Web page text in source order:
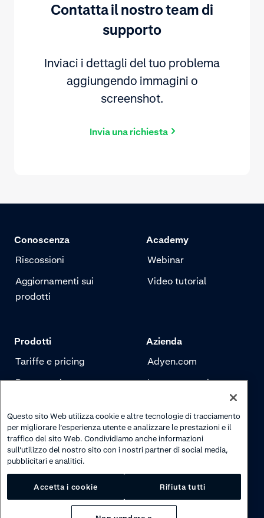
Contatta il nostro team di
supporto
Inviaci i dettagli del tuo problema
aggiungendo immagini o
screenshot.
Invia una richiesta
Conoscenza
Riscossioni
Aggiornamenti sui
prodotti
Academy
Webinar
Video tutorial
Prodotti
Tariffe e pricing
Pagamenti
Autenticazione
Azienda
Adyen.com
La nostra storia
Carriere
Questo sito Web utilizza cookie e altre tecnologie di tracciamento
per migliorare l’esperienza utente e analizzare le prestazioni e il
traffico del sito Web. Condividiamo anche informazioni
sull’utilizzo del nostro sito con i nostri partner di social media,
pubblicitari e analitici.
Accetta i cookie Rifiuta tutti